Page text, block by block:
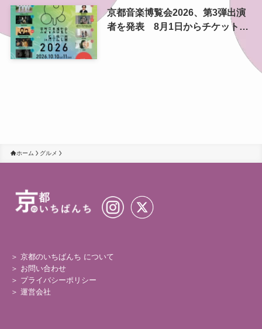
京都音楽博覧会2026、第3弾出演
者を発表 8月1日からチケット2
次プレオーダー開始 梅小路公園
ホーム グルメ
＞ 京都のいちばんち について
＞ お問い合わせ
＞ プライバシーポリシー
＞ 運営会社